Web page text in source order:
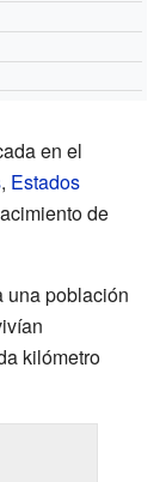
en el
, Estados
de
una población
kilómetro